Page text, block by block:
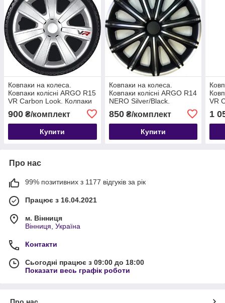
Ковпаки на колеса.
Ковпаки колісні ARGO R15
VR Carbon Look. Колпаки
900 ₴/комплект
Купити
Ковпаки на колеса.
Ковпаки колісні ARGO R14
NERO Silver/Black.
850₴/комплект
Купити
VR
1
Про нас
99% позитивних з 1177 відгуків за рік
Працює з 16.04.2021
м. Вінниця
Вінниця, Україна
Контакти
Сьогодні працює з 09:00 до 18:00
Показати весь графік роботи